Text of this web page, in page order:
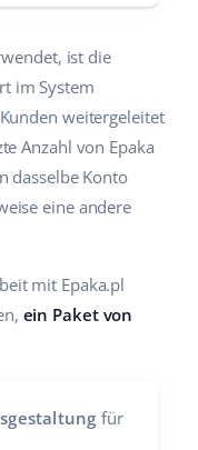
ist die
im System
weitergeleitet
Anzahl von Epaka
dasselbe Konto
eine andere
mit Epaka.pl
ein Paket von
für